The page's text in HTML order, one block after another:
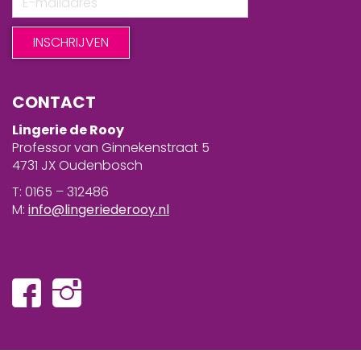
CONTACT
Lingerie de Rooy
Professor van Ginnekenstraat 5
4731 JX Oudenbosch
T: 0165 – 312486
M: info@lingeriederooy.nl